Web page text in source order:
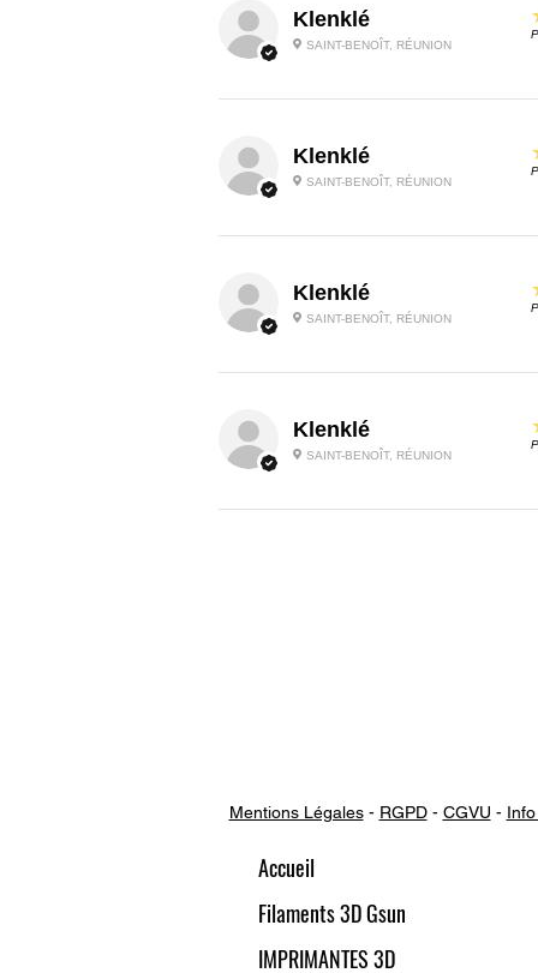
Klenklé
SAINT-BENOÎT, RÉUNION
Klenklé
SAINT-BENOÎT, RÉUNION
Klenklé
SAINT-BENOÎT, RÉUNION
Klenklé
SAINT-BENOÎT, RÉUNION
Mentions Légales- RGPD- CGVU -
Accueil
Filaments 3D Gsun
IMPRIMANTES 3D